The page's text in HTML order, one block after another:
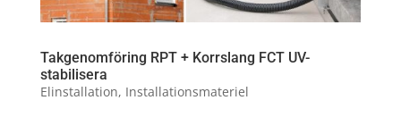
Takgenomföring RPT + Korrslang FCT UV-
stabilisera
Elinstallation, Installationsmateriel